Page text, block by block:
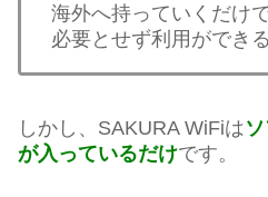
海外へ持っていくだけ
必要とせず利用ができる
しかし、SAKURA WiFiは
が入っているだけです。